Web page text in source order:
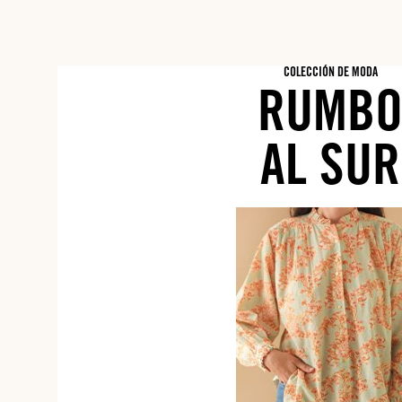
COLECCIÓN DE MODA
RUMBO
AL SUR